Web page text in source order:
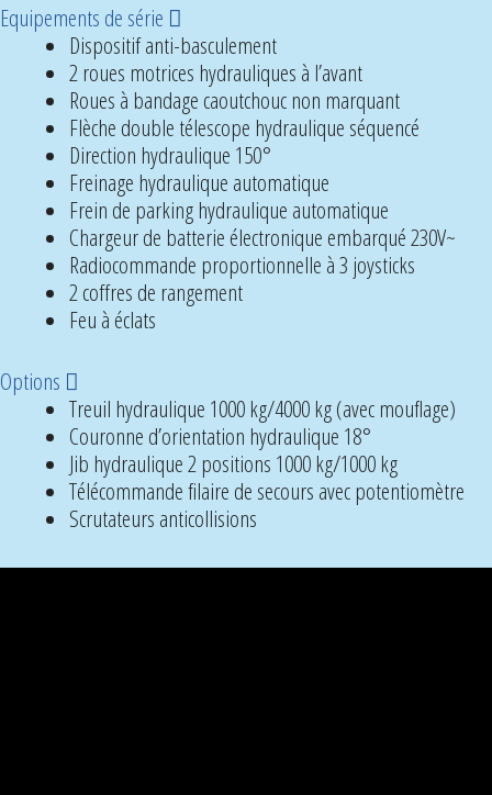
Equipements de série
é
p
l
i
e
r
Dispositif anti-basculement
2 roues motrices hydrauliques à l’avant
Roues à bandage caoutchouc non marquant
Flèche double télescope hydraulique séquencé
Direction hydraulique 150°
Freinage hydraulique automatique
Frein de parking hydraulique automatique
Chargeur de batterie électronique embarqué 230V~
Radiocommande proportionnelle à 3 joysticks
2 coffres de rangement
Feu à éclats
Options
é
p
l
i
e
r
Treuil hydraulique 1000 kg/4000 kg (avec mouflage)
Couronne d’orientation hydraulique 18°
Jib hydraulique 2 positions 1000 kg/1000 kg
Télécommande filaire de secours avec potentiomètre
Scrutateurs anticollisions